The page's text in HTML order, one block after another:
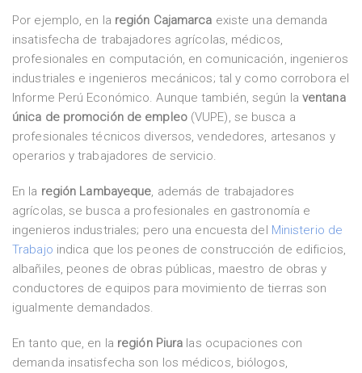
Por ejemplo, en la región Cajamarca existe una demanda
insatisfecha de trabajadores agrícolas, médicos,
profesionales en computación, en comunicación, ingenieros
industriales e ingenieros mecánicos; tal y como corrobora el
Informe Perú Económico. Aunque también, según la ventana
única de promoción de empleo(VUPE), se busca a
profesionales técnicos diversos, vendedores, artesanos y
operarios y trabajadores de servicio.
En la región Lambayeque, además de trabajadores
agrícolas, se busca a profesionales en gastronomía e
ingenieros industriales; pero una encuesta del Ministerio de
Trabajo indica que los peones de construcción de edificios,
albañiles, peones de obras públicas, maestro de obras y
conductores de equipos para movimiento de tierras son
igualmente demandados.
En tanto que, en la región Piura las ocupaciones con
demanda insatisfecha son los médicos, biólogos,